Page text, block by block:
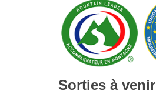
Sorties à venir